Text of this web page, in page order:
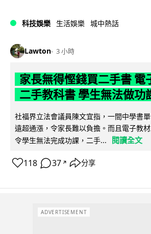
科技娛樂 生活娛樂 城中熱話
Lawton 3 小時
家長無得慳錢買二手書 電
二手教科書 學生無法做功
社福界立法會議員陳文宜指，一間中學書
遠超通漲，令家長難以負擔。而且電子教
令學生無法完成功課，二手...
閱讀全文
118 37 ↗ 分享
ADVERTISEMENT